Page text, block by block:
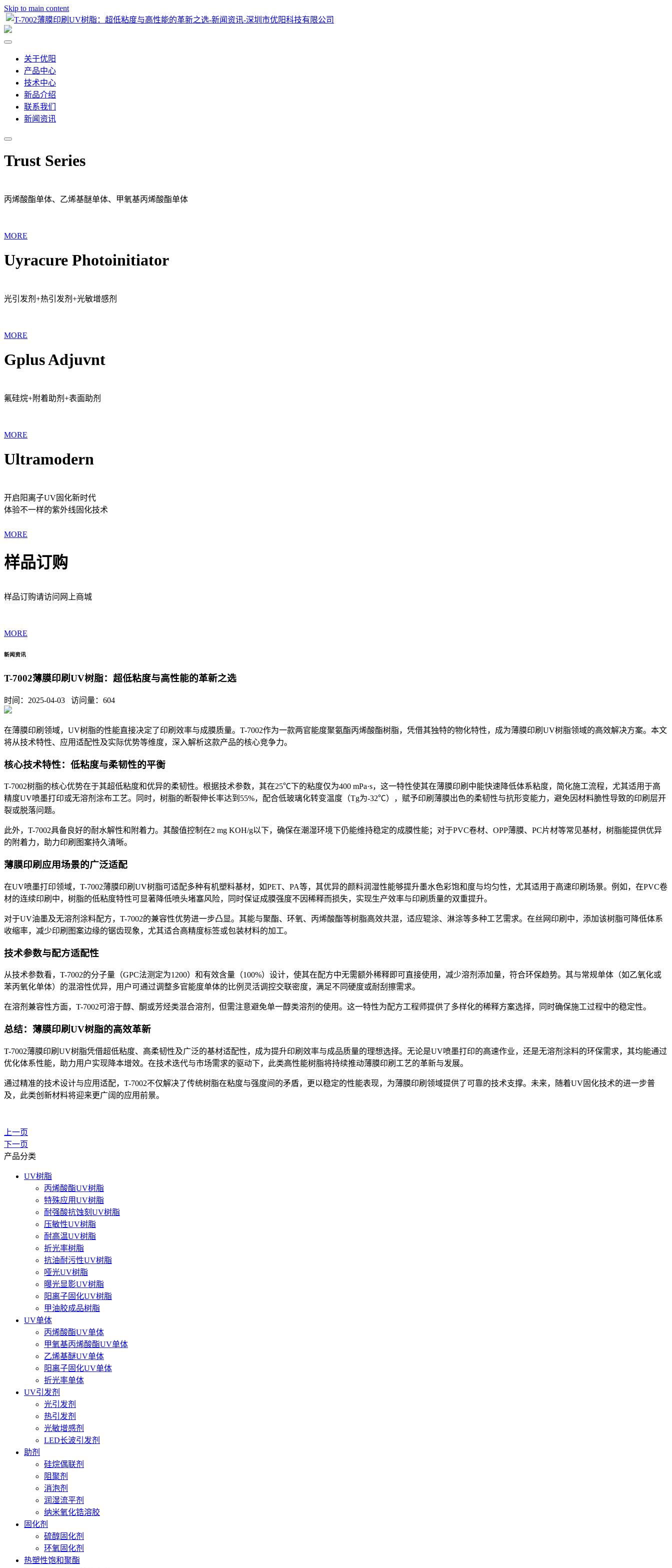
Skip to main content
关于优阳
产品中心
技术中心
新品介绍
联系我们
新闻资讯
Trust Series
丙烯酸酯单体、乙烯基醚单体、甲氧基丙烯酸酯单体
MORE
Uyracure Photoinitiator
光引发剂+热引发剂+光敏增感剂
MORE
Gplus Adjuvnt
氟硅烷+附着助剂+表面助剂
MORE
Ultramodern
开启阳离子UV固化新时代
体验不一样的紫外线固化技术
MORE
样品订购
样品订购请访问网上商城
MORE
新闻资讯
T-7002薄膜印刷UV树脂：超低粘度与高性能的革新之选
时间：2025-04-03 访问量： 604
在薄膜印刷领域， UV树脂的性能直接决定了印刷效率与成膜质量。 T-7002作为一款两官能度聚氨酯丙烯酸酯树脂，凭借其独特的物化特性，成为薄膜印刷 UV树脂领域的高效解决方案。本文
将从技术特性、应用适配性及实际优势等维度，深入解析这款产品的核心竞争力。
核心技术特性：低粘度与柔韧性的平衡
T-7002树脂的核心优势在于其超低粘度和优异的柔韧性。根据技术参数，其在25℃ 下的粘度仅为400 mPa·s，这一特性使其在薄膜印刷中能快速降低体系粘度，简化施工流程，尤其适用于高
精度UV喷墨打印或无溶剂涂布工艺。同时，树脂的断裂伸长率达到 55%，配合低玻璃化转变温度（Tg为-32℃），赋予印刷薄膜出色的柔韧性与抗形变能力，避免因材料脆性导致的印刷层开
裂或脱落问题。
此外， T-7002具备良好的耐水解性和附着力。其酸值控制在2 mg KOH/g以下，确保在潮湿环境下仍能维持稳定的成膜性能；对于PVC卷材、 OPP薄膜、 PC片材等常见基材，树脂能提供优异
的附着力，助力印刷图案持久清晰。
薄膜印刷应用场景的广泛适配
在UV喷墨打印领域， T-7002薄膜印刷 UV树脂可适配多种有机塑料基材，如PET、 PA等，其优异的颜料润湿性能够提升墨水色彩饱和度与均匀性，尤其适用于高速印刷场景。例如，在PVC卷
材的连续印刷中，树脂的低粘度特性可显著降低喷头堵塞风险，同时保证成膜强度不因稀释而损失，实现生产效率与印刷质量的双重提升。
对于UV油墨及无溶剂涂料配方， T-7002的兼容性优势进一步凸显。其能与聚酯、环氧、丙烯酸酯等树脂高效共混，适应辊涂、淋涂等多种工艺需求。在丝网印刷中，添加该树脂可降低体系
收缩率，减少印刷图案边缘的锯齿现象，尤其适合高精度标签或包装材料的加工。
技术参数与配方适配性
从技术参数看， T-7002的分子量（GPC法测定为1200）和有效含量（100%）设计，使其在配方中无需额外稀释即可直接使用，减少溶剂添加量，符合环保趋势。其与常规单体（如乙氧化或
苯丙氧化单体）的混溶性优异，用户可通过调整多官能度单体的比例灵活调控交联密度，满足不同硬度或耐刮擦需求。
在溶剂兼容性方面， T-7002可溶于醇、酮或芳烃类混合溶剂，但需注意避免单一醇类溶剂的使用。这一特性为配方工程师提供了多样化的稀释方案选择，同时确保施工过程中的稳定性。
总结：薄膜印刷UV树脂的高效革新
T-7002薄膜印刷 UV树脂凭借超低粘度、高柔韧性及广泛的基材适配性，成为提升印刷效率与成品质量的理想选择。无论是UV喷墨打印的高速作业，还是无溶剂涂料的环保需求，其均能通过
优化体系性能，助力用户实现降本增效。在技术迭代与市场需求的驱动下，此类高性能树脂将持续推动薄膜印刷工艺的革新与发展。
通过精准的技术设计与应用适配， T-7002不仅解决了传统树脂在粘度与强度间的矛盾，更以稳定的性能表现，为薄膜印刷领域提供了可靠的技术支撑。未来，随着UV固化技术的进一步普
及，此类创新材料将迎来更广阔的应用前景。
上一页
下一页
产品分类
UV树脂
丙烯酸酯UV树脂
特殊应用UV树脂
耐强酸抗蚀刻UV树脂
压敏性UV树脂
耐高温UV树脂
折光率树脂
抗油耐污性UV树脂
哑光UV树脂
曝光显影UV树脂
阳离子固化UV树脂
甲油胶成品树脂
UV单体
丙烯酸酯UV单体
甲氧基丙烯酸酯UV单体
乙烯基醚UV单体
阳离子固化UV单体
折光率单体
UV引发剂
光引发剂
热引发剂
光敏增感剂
LED长波引发剂
助剂
硅烷偶联剂
阻聚剂
消泡剂
润湿流平剂
纳米氧化锆溶胶
固化剂
硫醇固化剂
环氧固化剂
热塑性饱和聚酯